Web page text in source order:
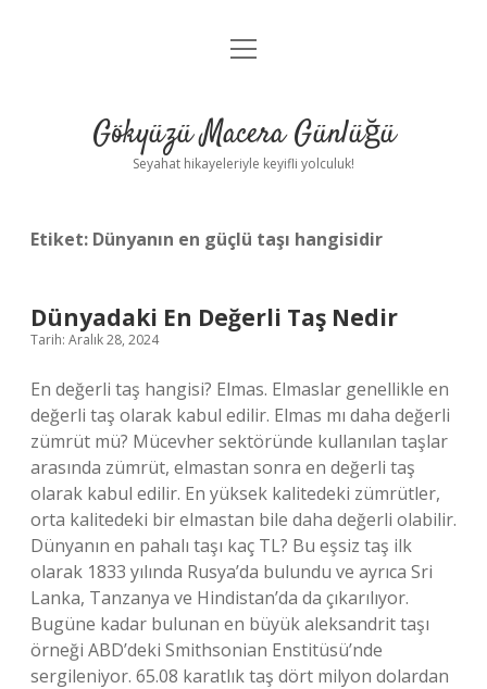
Anasayfa
Yasal Uyarı
menüyü
Gökyüzü Macera Günlüğü
Seyahat hikayeleriyle keyifli yolculuk!
Etiket: Dünyanın en güçlü taşı hangisidir
Dünyadaki En Değerli Taş Nedir
Tarih: Aralık 28, 2024
En değerli taş hangisi? Elmas. Elmaslar genellikle en
değerli taş olarak kabul edilir. Elmas mı daha değerli
zümrüt mü? Mücevher sektöründe kullanılan taşlar
arasında zümrüt, elmastan sonra en değerli taş
olarak kabul edilir. En yüksek kalitedeki zümrütler,
orta kalitedeki bir elmastan bile daha değerli olabilir.
Dünyanın en pahalı taşı kaç TL? Bu eşsiz taş ilk
olarak 1833 yılında Rusya’da bulundu ve ayrıca Sri
Lanka, Tanzanya ve Hindistan’da da çıkarılıyor.
Bugüne kadar bulunan en büyük aleksandrit taşı
örneği ABD’deki Smithsonian Enstitüsü’nde
sergileniyor. 65.08 karatlık taş dört milyon dolardan